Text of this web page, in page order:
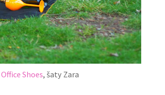
Office Shoes, šaty Zara